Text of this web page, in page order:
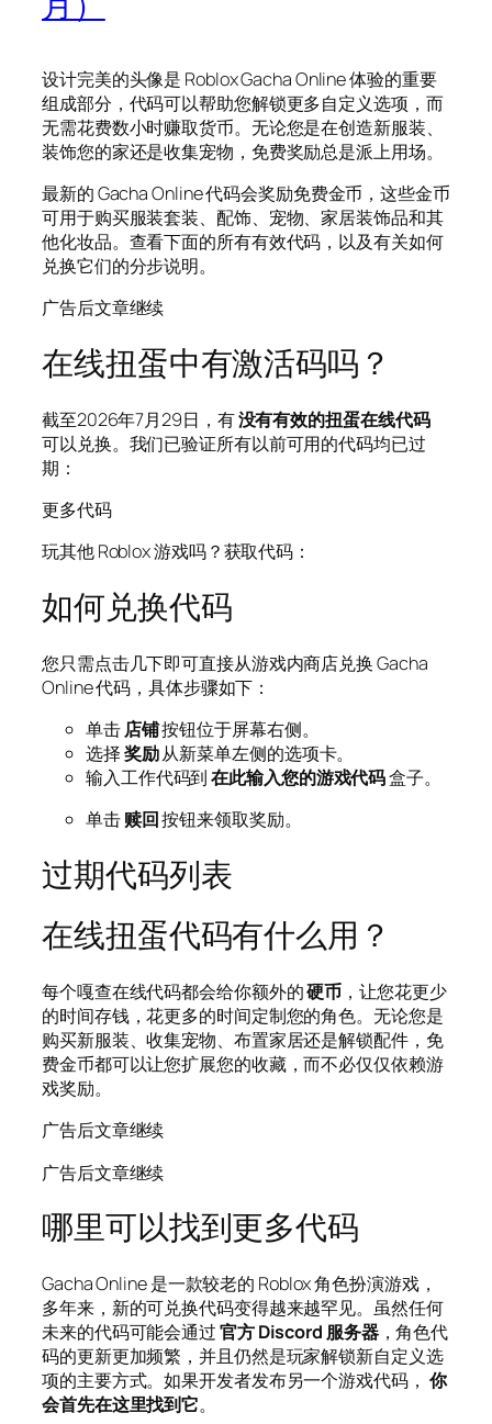
设计完美的头像是 Roblox Gacha Online 体验的重要
组成部分，代码可以帮助您解锁更多自定义选项，而
无需花费数小时赚取货币。无论您是在创造新服装、
装饰您的家还是收集宠物，免费奖励总是派上用场。
最新的 Gacha Online 代码会奖励免费金币，这些金币
可用于购买服装套装、配饰、宠物、家居装饰品和其
他化妆品。查看下面的所有有效代码，以及有关如何
兑换它们的分步说明。
广告后文章继续
在线扭蛋中有激活码吗？
截至2026年7月29日，有没有有效的扭蛋在线代码
可以兑换。我们已验证所有以前可用的代码均已过
期：
更多代码
玩其他 Roblox 游戏吗？获取代码：
如何兑换代码
您只需点击几下即可直接从游戏内商店兑换 Gacha
Online 代码，具体步骤如下：
单击店铺按钮位于屏幕右侧。
选择奖励从新菜单左侧的选项卡。
输入工作代码到在此输入您的游戏代码盒子。
单击赎回按钮来领取奖励。
过期代码列表
在线扭蛋代码有什么用？
每个嘎查在线代码都会给你额外的硬币 ，让您花更少
的时间存钱，花更多的时间定制您的角色。无论您是
购买新服装、收集宠物、布置家居还是解锁配件，免
费金币都可以让您扩展您的收藏，而不必仅仅依赖游
戏奖励。
广告后文章继续
广告后文章继续
哪里可以找到更多代码
Gacha Online 是一款较老的 Roblox 角色扮演游戏，
多年来，新的可兑换代码变得越来越罕见。虽然任何
未来的代码可能会通过官方 Discord 服务器，角色代
码的更新更加频繁，并且仍然是玩家解锁新自定义选
项的主要方式。如果开发者发布另一个游戏代码， 你
会首先在这里找到它。